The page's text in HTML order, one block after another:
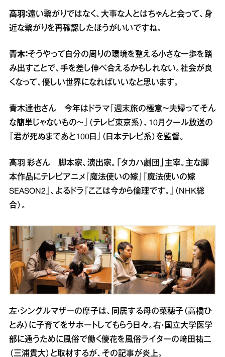
高羽：遠い繋がりではなく、大事な人とはちゃんと会って、身
近な繋がりを再確認したほうがいいですね。
青木：そうやって自分の周りの環境を整える小さな一歩を踏
み出すことで、手を差し伸べ合えるかもしれない。社会が良
くなって、優しい世界になればいいなと思います。
青木達也さん 今年はドラマ『週末旅の極意～夫婦ってそん
な簡単じゃないもの～』（テレビ東京系）、10月クール放送の
『君が死ぬまであと100日』（日本テレビ系）を監督。
高羽 彩さん 脚本家、演出家。「タカハ劇団」主宰。主な脚
本作品にテレビアニメ『魔法使いの嫁』『魔法使いの嫁
SEASON2』、よるドラ『ここは今から倫理です。』（NHK総
合）。
左・シングルマザーの摩子は、同居する母の菜穂子（高橋ひ
とみ）に子育てをサポートしてもらう日々。右・国立大学医学
部に通うために風俗で働く優花を風俗ライターの﨑田祐二
（三浦貴大）と取材するが、その記事が炎上。